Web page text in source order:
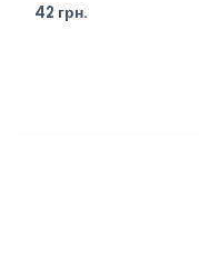
42 грн.